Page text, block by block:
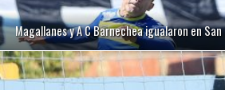
Magallanes y A C Barnechea igualaron en